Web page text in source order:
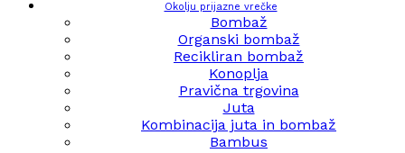
Okolju prijazne vrečke
Bombaž
Organski bombaž
Recikliran bombaž
Konoplja
Pravična trgovina
Juta
Kombinacija juta in bombaž
Bambus